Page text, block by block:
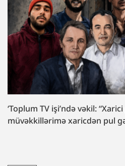
‘Toplum TV işi’ndə vəkil:
müvəkkillərimə xaricdən pul